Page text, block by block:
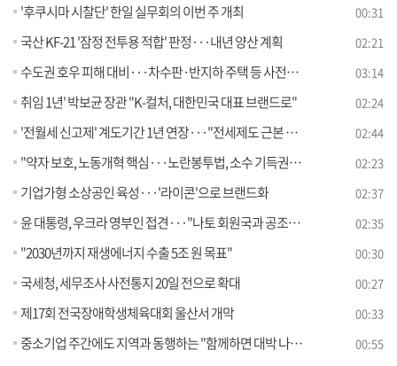
'후쿠시마 시찰단' 한일 실무회의 이번 주 개최 00:31
국산 KF-21 '잠정 전투용 적합' 판정···내년 양산 계획 02:21
수도권 호우 피해 대비···차수판·반지하 주택 등 사전점검 [정책현장+] 03:14
취임 1년' 박보균 장관 "K-컬처, 대한민국 대표 브랜드로" 02:24
'전월세 신고제' 계도기간 1년 연장···"전세제도 근본 손볼 것" 02:44
"약자 보호, 노동개혁 핵심···노란봉투법, 소수 기득권만 강화" 02:23
기업가형 소상공인 육성···'라이콘'으로 브랜드화 02:37
윤 대통령, 우크라 영부인 접견···"나토 회원국과 공조해 지원" 02:35
"2030년까지 재생에너지 수출 5조 원 목표" 00:30
국세청, 세무조사 사전통지 20일 전으로 확대 00:27
제17회 전국장애학생체육대회 울산서 개막 00:33
중소기업 주간에도 지역과 동행하는 "함께하면 대박 나는 2023 동행 축제" 00:55